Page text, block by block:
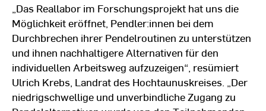
„Das Reallabor im Forschungsprojekt hat uns die
Möglichkeit eröffnet, Pendler:innen bei dem
Durchbrechen ihrer Pendelroutinen zu unterstützen
und ihnen nachhaltigere Alternativen für den
individuellen Arbeitsweg aufzuzeigen“, resümiert
Ulrich Krebs, Landrat des Hochtaunuskreises. „Der
niedrigschwellige und unverbindliche Zugang zu